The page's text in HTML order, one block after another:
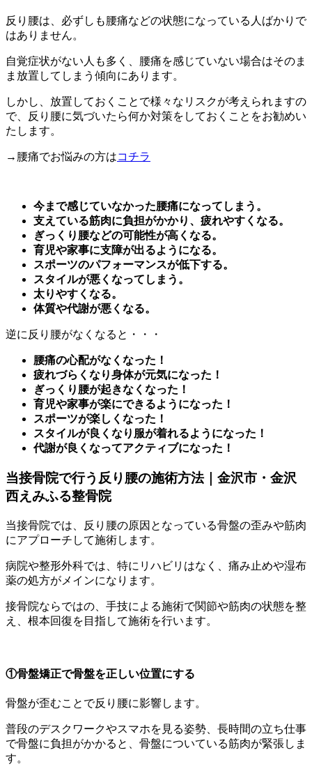
反り腰は、必ずしも腰痛などの状態になっている人ばかりで
はありません。
自覚症状がない人も多く、腰痛を感じていない場合はそのま
ま放置してしまう傾向にあります。
しかし、放置しておくことで様々なリスクが考えられますの
で、反り腰に気づいたら何か対策をしておくことをお勧めい
たします。
→腰痛でお悩みの方はコチラ
今まで感じていなかった腰痛になってしまう。
支えている筋肉に負担がかかり、疲れやすくなる。
ぎっくり腰などの可能性が高くなる。
育児や家事に支障が出るようになる。
スポーツのパフォーマンスが低下する。
スタイルが悪くなってしまう。
太りやすくなる。
体質や代謝が悪くなる。
逆に反り腰がなくなると・・・
腰痛の心配がなくなった！
疲れづらくなり身体が元気になった！
ぎっくり腰が起きなくなった！
育児や家事が楽にできるようになった！
スポーツが楽しくなった！
スタイルが良くなり服が着れるようになった！
代謝が良くなってアクティブになった！
当接骨院で行う反り腰の施術方法｜金沢市・金沢
西えみふる整骨院
当接骨院では、反り腰の原因となっている骨盤の歪みや筋肉
にアプローチして施術します。
病院や整形外科では、特にリハビリはなく、痛み止めや湿布
薬の処方がメインになります。
接骨院ならではの、手技による施術で関節や筋肉の状態を整
え、根本回復を目指して施術を行います。
①骨盤矯正で骨盤を正しい位置にする
骨盤が歪むことで反り腰に影響します。
普段のデスクワークやスマホを見る姿勢、長時間の立ち仕事
で骨盤に負担がかかると、骨盤についている筋肉が緊張しま
す。